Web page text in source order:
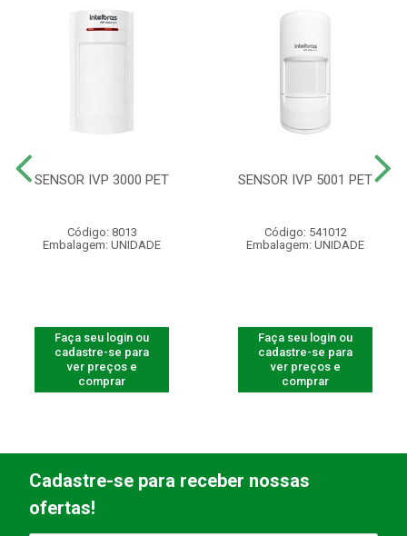
SENSOR IVP 3000 PET
Código: 8013
Embalagem: UNIDADE
Faça seu login ou
cadastre-se para
ver preços e
comprar
SENSOR IVP 5001 PET
Código: 541012
Embalagem: UNIDADE
Faça seu login ou
cadastre-se para
ver preços e
comprar
Cadastre-se para receber nossas
ofertas!